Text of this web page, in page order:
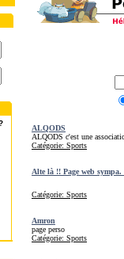
ALQODS
ALQODS c'est une
Catégorie: Sports
Alte là !! Page web sympa.
Catégorie: Sports
Amron
page perso
Catégorie: Sports